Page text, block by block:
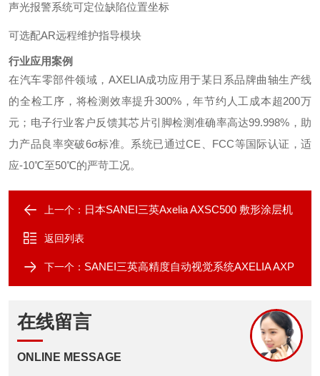
声光报警系统可定位缺陷位置坐标
可选配AR远程维护指导模块
行业应用案例
在汽车零部件领域，AXELIA成功应用于某日系品牌曲轴生产线
的全检工序，将检测效率提升300%，年节约人工成本超200万
元；电子行业客户反馈其芯片引脚检测准确率高达99.998%，助
力产品良率突破6σ标准。系统已通过CE、FCC等国际认证，适
应-10℃至50℃的严苛工况。
上一个： 日本SANEI三英Axelia AXSC500 敷形涂层机
返回列表
下一个： SANEI三英高精度自动视觉系统AXELIA AXP
在线留言
ONLINE MESSAGE